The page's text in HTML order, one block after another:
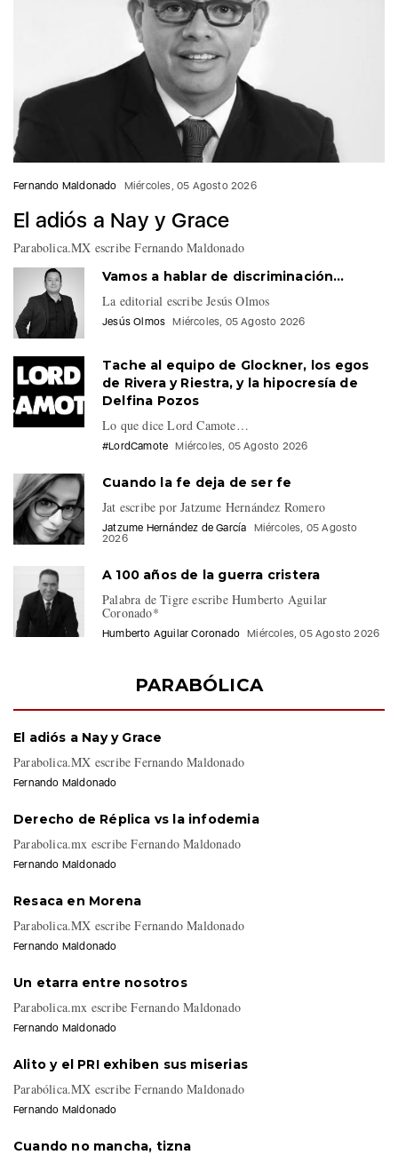
Fernando Maldonado Miércoles, 05 Agosto 2026
El adiós a Nay y Grace
Parabolica.MX escribe Fernando Maldonado
Vamos a hablar de discriminación…
La editorial escribe Jesús Olmos
Jesús Olmos Miércoles, 05 Agosto 2026
de Rivera y Riestra, y la hipocresía de
Delfina Pozos
Lo que dice Lord Camote…
#LordCamote Miércoles, 05 Agosto 2026
Cuando la fe deja de ser fe
Jat escribe por Jatzume Hernández Romero
Jatzume Hernández de García
Miércoles, 05 Agosto
2026
Palabra de Tigre escribe Humberto Aguilar
Humberto Aguilar Coronado Miércoles, 05 Agosto 2026
El adiós a Nay y Grace
Parabolica.MX escribe Fernando Maldonado
Fernando Maldonado
Parabolica.mx escribe Fernando Maldonado
Fernando Maldonado
Parabolica.MX escribe Fernando Maldonado
Fernando Maldonado
Parabolica.mx escribe Fernando Maldonado
Fernando Maldonado
Parabólica.MX escribe Fernando Maldonado
Fernando Maldonado
Parabolica.MX escribe Fernando Maldonado